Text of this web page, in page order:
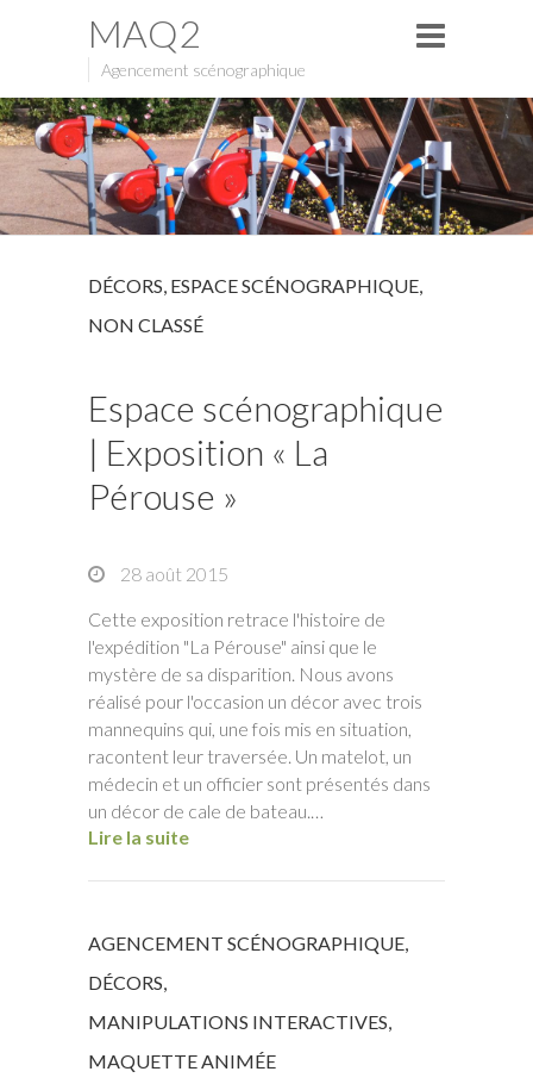
MAQ2
Agencement scénographique
DÉCORS, ESPACE SCÉNOGRAPHIQUE,
NON CLASSÉ
Espace scénographique
| Exposition « La
Pérouse »
28 août 2015
Cette exposition retrace l'histoire de
l'expédition "La Pérouse" ainsi que le
mystère de sa disparition. Nous avons
réalisé pour l'occasion un décor avec trois
mannequins qui, une fois mis en situation,
racontent leur traversée. Un matelot, un
médecin et un officier sont présentés dans
un décor de cale de bateau.…
Lire la suite
AGENCEMENT SCÉNOGRAPHIQUE,
DÉCORS,
MANIPULATIONS INTERACTIVES,
MAQUETTE ANIMÉE